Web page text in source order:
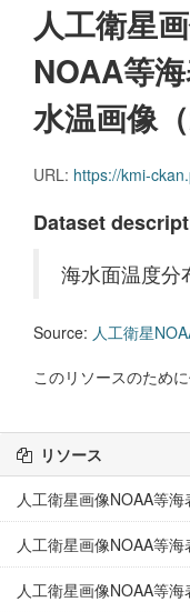
人工衛星
NOAA等
水温画像
URL: https://kmi-ckan.pref.kochi.lg.jp/dataset/be2277d0-6713-
Dataset
海水面温度分
Source: 人工衛星
このリソースのため
リソース
人工衛星画像NOAA等海
人工衛星画像NOAA等海
人工衛星画像NOAA等海